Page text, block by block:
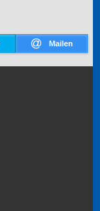
Mailen